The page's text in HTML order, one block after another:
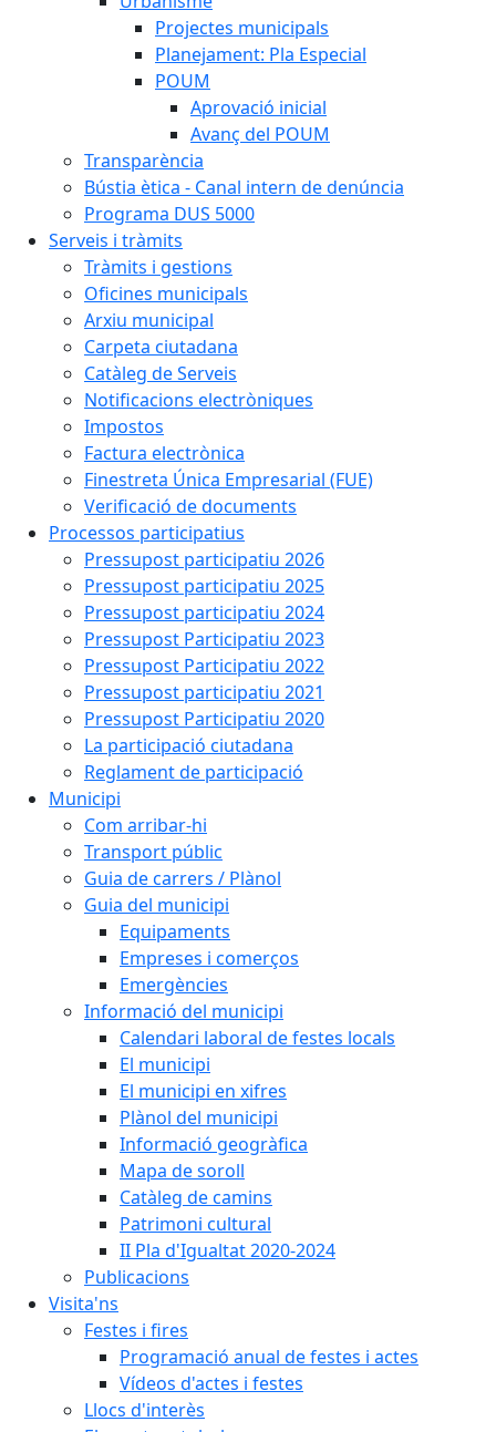
Projectes municipals
Planejament: Pla Especial
POUM
Aprovació inicial
Avanç del POUM
Transparència
Bústia ètica - Canal intern de denúncia
Programa DUS 5000
Serveis i tràmits
Tràmits i gestions
Oficines municipals
Arxiu municipal
Carpeta ciutadana
Catàleg de Serveis
Notificacions electròniques
Impostos
Factura electrònica
Finestreta Única Empresarial (FUE)
Verificació de documents
Processos participatius
Pressupost participatiu 2026
Pressupost participatiu 2025
Pressupost participatiu 2024
Pressupost Participatiu 2023
Pressupost Participatiu 2022
Pressupost participatiu 2021
Pressupost Participatiu 2020
La participació ciutadana
Reglament de participació
Municipi
Com arribar-hi
Transport públic
Guia de carrers / Plànol
Guia del municipi
Equipaments
Empreses i comerços
Emergències
Informació del municipi
Calendari laboral de festes locals
El municipi
El municipi en xifres
Plànol del municipi
Informació geogràfica
Mapa de soroll
Catàleg de camins
Patrimoni cultural
II Pla d'Igualtat 2020-2024
Publicacions
Visita'ns
Festes i fires
Programació anual de festes i actes
Vídeos d'actes i festes
Llocs d'interès